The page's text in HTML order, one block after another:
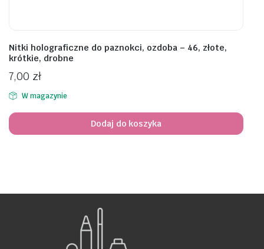
Nitki holograficzne do paznokci, ozdoba – 46, złote,
krótkie, drobne
7,00 zł
W magazynie
Dodaj do koszyka